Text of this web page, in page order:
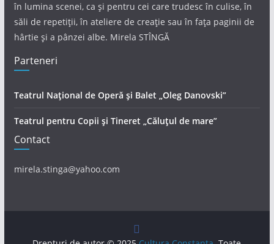
în lumina scenei, ca și pentru cei care trudesc în culise, în
săli de repetiții, în ateliere de creație sau în fața paginii de
hârtie și a pânzei albe. Mirela STÎNGĂ
Parteneri
Teatrul Național de Operă și Balet „Oleg Danovski”
Teatrul pentru Copii și Tineret „Căluțul de mare”
Contact
mirela.stinga@yahoo.com